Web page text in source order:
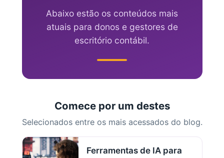
Abaixo estão os conteúdos mais
atuais para donos e gestores de
escritório contábil.
Comece por um destes
Selecionados entre os mais acessados do blog.
Ferramentas de IA para